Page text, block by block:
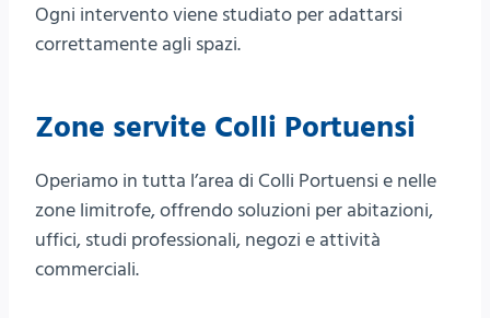
Ogni intervento viene studiato per adattarsi
correttamente agli spazi.
Zone servite Colli Portuensi
Operiamo in tutta l’area di Colli Portuensi e nelle
zone limitrofe, offrendo soluzioni per abitazioni,
uffici, studi professionali, negozi e attività
commerciali.